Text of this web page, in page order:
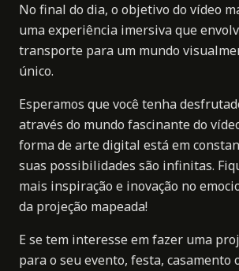
No final do dia, o objetivo do vídeo
uma experiência imersiva que
transporte para um mundo
único.
Esperamos que você tenha
através do mundo fascinante do
forma de arte digital está em
suas possibilidades são infinitas.
mais inspiração e inovação no
da projeção mapeada!
E se tem interesse em fazer uma
para o seu evento, festa, casamento